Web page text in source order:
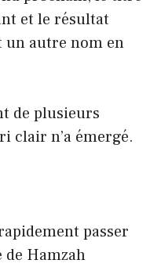
et le résultat
autre nom en
de plusieurs
clair n’a émergé.
passer
Hamzah